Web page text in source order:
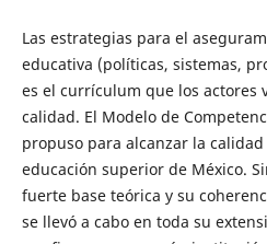
Las estrategias para el
educativa (políticas, sistemas,
es el currículum que los actores
calidad. El Modelo de
propuso para alcanzar la
educación superior de México.
fuerte base teórica y su
se llevó a cabo en toda su